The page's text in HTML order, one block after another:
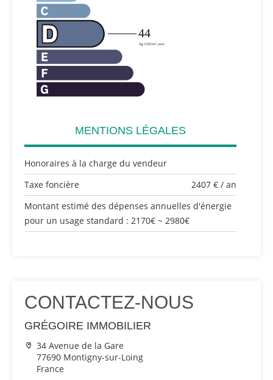
MENTIONS LÉGALES
Honoraires à la charge du vendeur
Taxe foncière
2407 € / an
Montant estimé des dépenses annuelles d'énergie
pour un usage standard : 2170€ ~ 2980€
CONTACTEZ-NOUS
GRÉGOIRE IMMOBILIER
34 Avenue de la Gare
77690 Montigny-sur-Loing
France